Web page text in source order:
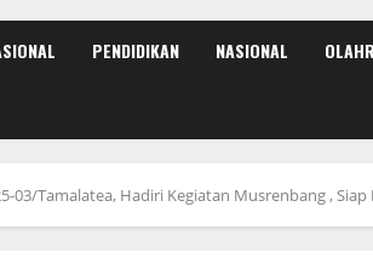
PENDIDIKAN NASIONAL
03/Tamalatea, Hadiri Kegiatan Musrenbang ,